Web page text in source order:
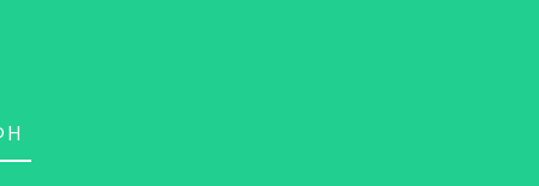
που διεκδικεί το δικαίωμα των
Δημόσια Σφαίρα”, υλοποιώντας μια